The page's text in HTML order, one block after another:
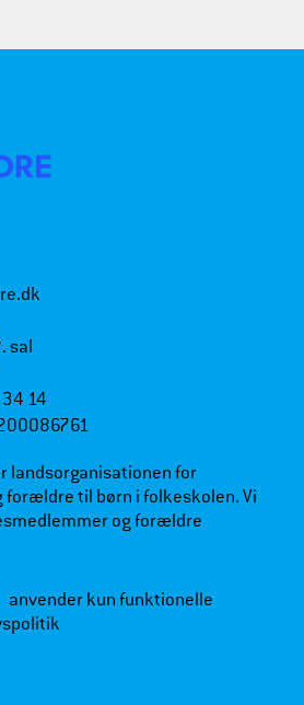
sal
14
landsorganisationen for
til børn i folkeskolen. Vi
og forældre
anvender kun funktionelle